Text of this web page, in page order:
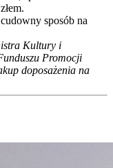
sposób na
Kultury i
Promocji
doposażenia na